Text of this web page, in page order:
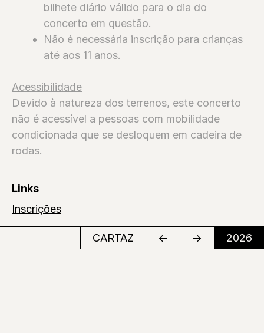
bilhete diário válido para o dia do
concerto em questão.
Não é necessária inscrição para crianças
até aos 11 anos.
Acessibilidade
Devido à natureza dos terrenos, este concerto
não é acessível a pessoas com mobilidade
condicionada que se desloquem em cadeira de
rodas.
Links
Inscrições
CARTAZ ← → 2026